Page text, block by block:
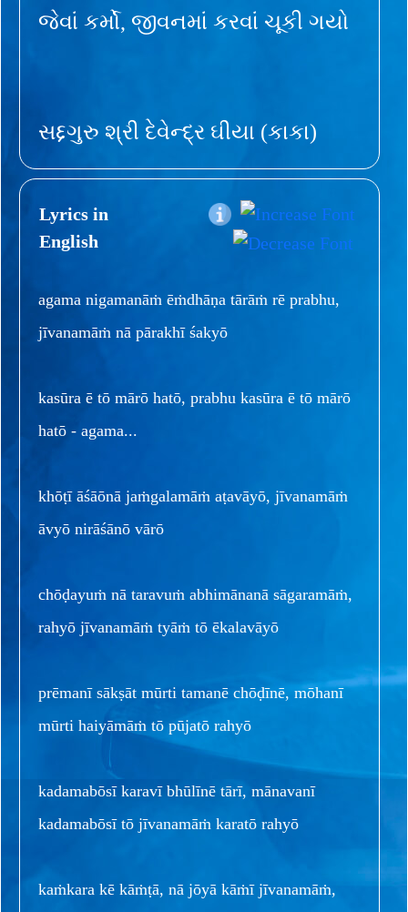
જેવાં કર્મો, જીવનમાં કરવાં ચૂકી ગયો
સદ્દગુરુ શ્રી દેવેન્દ્ર ઘીયા (કાકા)
Lyrics in
English
agama nigamanāṁ ēṁdhāṇa tārāṁ rē prabhu,
jīvanamāṁ nā pārakhī śakyō
kasūra ē tō mārō hatō, prabhu kasūra ē tō mārō
hatō - agama...
khōṭī āśāōnā jaṁgalamāṁ aṭavāyō, jīvanamāṁ
āvyō nirāśānō vārō
chōḍayuṁ nā taravuṁ abhimānanā sāgaramāṁ,
rahyō jīvanamāṁ tyāṁ tō ēkalavāyō
prēmanī sākṣāt mūrti tamanē chōḍīnē, mōhanī
mūrti haiyāmāṁ tō pūjatō rahyō
kadamabōsī karavī bhūlīnē tārī, mānavanī
kadamabōsī tō jīvanamāṁ karatō rahyō
kaṁkara kē kāṁṭā, nā jōyā kāṁī jīvanamāṁ,